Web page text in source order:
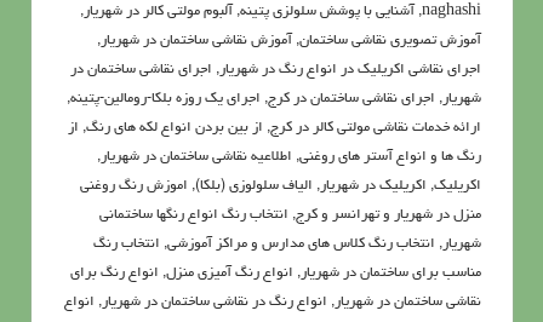
naghashi
, آشنايي با پوشش سلولزي پتينه, آلبوم مولتی کالر در شهریار,
آموزش تصویری نقاشی ساختمان, آموزش نقاشی ساختمان در شهریار,
اجرای نقاشی اکریلیک در انواع رنگ در شهریار, اجرای نقاشی ساختمان در
شهریار, اجرای نقاشی ساختمان در کرج, اجرای یک روزه بلکا-رومالین-پتینه,
ارائه خدمات نقاشی مولتی کالر در کرج, از بین بردن انواع لکه های رنگ, از
رنگ ها و انواع آستر های روغنی, اطلاعيه نقاشی ساختمان در شهریار,
اکريليک, اکريليک در شهریار, الیاف سلولوزی (بلکا), اموزش رنگ روغنی
منزل در شهریار و تهرانسر و کرج, انتخاب رنگ انواع رنگها ساختمانی
شهریار, انتخاب رنگ کلاس های مدارس و مراکز آموزشی, انتخاب رنگ
مناسب برای ساختمان در شهریار, انواع رنگ آمیزی منزل, انواع رنگ برای
نقاشی ساختمان در شهریار, انواع رنگ در نقاشی ساختمان در شهریار, انواع